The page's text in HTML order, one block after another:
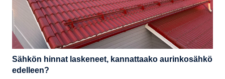
Sähkön hinnat laskeneet, kannattaako aurinkosähkö
edelleen?